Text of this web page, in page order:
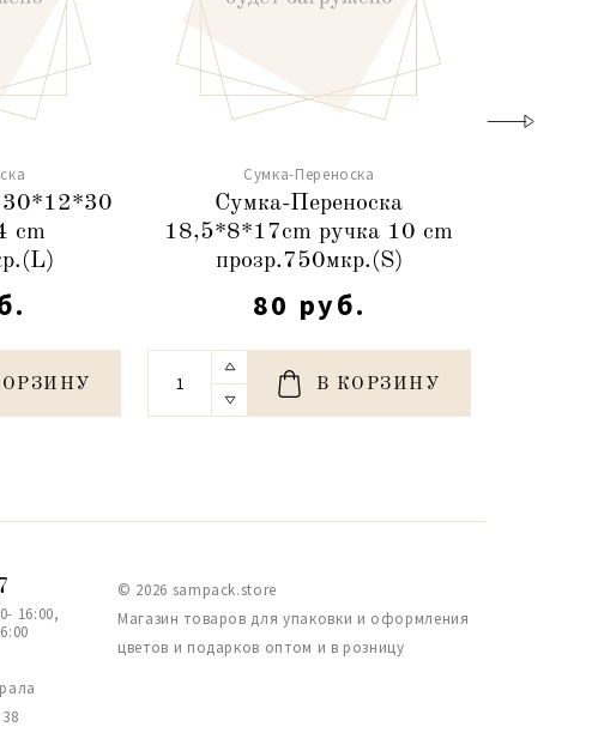
30*12*30
cm
Сумка-Переноска
Сумка-Переноска
18,5*8*17cm ручка 10 cm
прозр.750мкр.(S)
80 руб.
В КОРЗИНУ
16:00,
© 2026 sampack.store
Магазин товаров для упаковки и оформления
цветов и подарков оптом и в розницу